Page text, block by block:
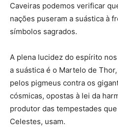
Caveiras podemos verificar
nações puseram a suástica à
símbolos sagrados.
A plena lucidez do espírito
a suástica é o Martelo de
pelos pigmeus contra os
cósmicas, opostas à lei da
produtor das tempestades
Celestes, usam.